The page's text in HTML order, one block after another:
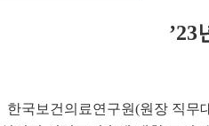
’23
한국보건의료연구원(원장 직무